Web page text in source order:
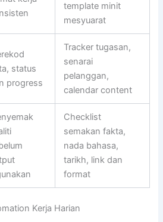
template minit
mesyuarat
status
progress
Tracker tugasan,
senarai
pelanggan,
calendar content
Checklist
semakan fakta,
nada bahasa,
tarikh, link dan
format
Kerja Harian